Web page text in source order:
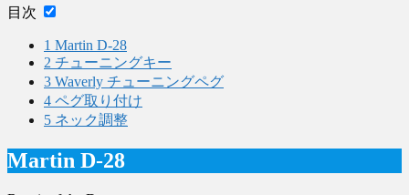
目次
1 Martin D-28
2 チューニングキー
3 Waverly チューニングペグ
4 ペグ取り付け
5 ネック調整
Martin D-28